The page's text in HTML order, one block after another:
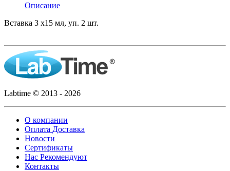
Описание
Вставка 3 х15 мл, уп. 2 шт.
Labtime © 2013 - 2026
О компании
Оплата Доставка
Новости
Сертификаты
Нас Рекомендуют
Контакты